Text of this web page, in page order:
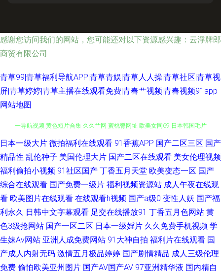
感谢您访问我们的网站，您可能还对以下资源感兴趣：云浮牌郎
商贸有限公司
青草99|青草福利导航APP|青草青娱|青草人人操|青草社区|青草视
屏|青草婷婷|青草主播在线观看免费|青春艹视频|青春视频91app
网站地图
91青娱乐吧 男同肛交免费视频 91每日更新 操日本美女 成人色狼做爱 福利第
一导航视频 黄色短片合集 久久艹网 蜜桃臀网址 欧美女同69 日本韩国毛片
网 国产理论三级 老熟女国产 午夜少妇福利 亚洲香蕉成人av 亚洲综合春 91
精品一区 国产视频九区 狠狠干综合 九一小视频 麻豆av水果在线 日本A∨ 日
韩一级棒 大香蕉8 国产另类老女人 激情四虎 久草在线午夜剧场 玖玖福利导
日本一级大片 微拍福利在线观看 91香蕉APP 国产二区三区 国产
精品性 乱伦种子 美国伦理大片 国产二区在线观看 美女伦理视频
福利偷拍小视频 91社区国产 丁香五月天堂 欧美变态一区 国产
综合在线观看 国产免费一级片 福利视频资源站 成人午夜在线观
看 欧美图片在线观看 在线观看h视频 国产a级0 变性人妖 国产福
利永久 日韩中文字幕观看 足交在线播放91 丁香五月色网站 黄
色3级抢网站 国产一区二区 日本一级婬片 久久免费手机视频 学
生妹Av网站 亚洲人成免费网站 91大神自拍 福利片在线观看 国
产成人内射无码 激情五月极品婷婷 国产剧情精品 成人三级伦理
免费 偷怕欧美亚州图片 国产AV国产AV 97亚洲精华液 国内精自